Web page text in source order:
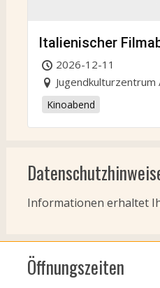
Italienischer
2026-12-11
Jugendkulturzentrum
Kinoabend
Informationen erhaltet
Öffnungszeiten